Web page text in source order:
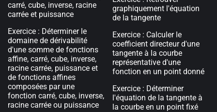
carré, cube, inverse, racine
carrée et puissance
Exercice : Déterminer le
domaine de dérivabilité
d'une somme de fonctions
affine, carré, cube, inverse,
racine carrée, puissance et
de fonctions affines
composées par une
fonction carré, cube, inverse,
racine carrée ou puissance
graphiquement l'équation
de la tangente
Exercice : Calculer le
coefficient directeur d'une
tangente à la courbe
représentative d'une
fonction en un point donné
Exercice : Déterminer
l'équation de la tangente à
la courbe en un point fixé